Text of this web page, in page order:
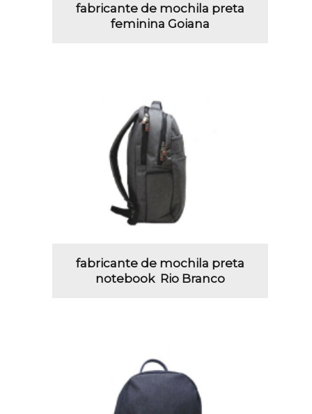
fabricante de mochila preta
feminina Goiana
fabricante de mochila preta
notebook Rio Branco